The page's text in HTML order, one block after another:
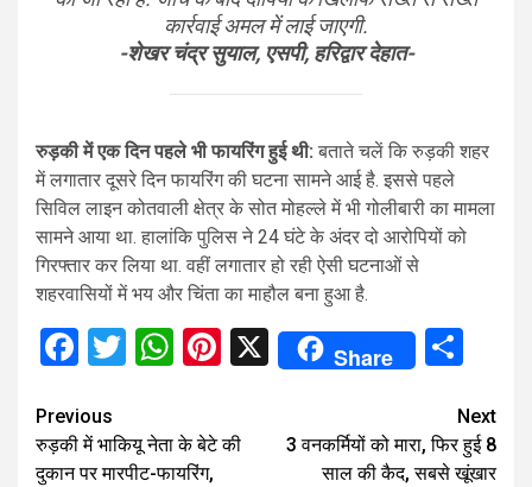
कार्रवाई अमल में लाई जाएगी.
-शेखर चंद्र सुयाल, एसपी, हरिद्वार देहात-
रुड़की में एक दिन पहले भी फायरिंग हुई थी: बताते चलें कि रुड़की शहर
में लगातार दूसरे दिन फायरिंग की घटना सामने आई है. इससे पहले
सिविल लाइन कोतवाली क्षेत्र के सोत मोहल्ले में भी गोलीबारी का मामला
सामने आया था. हालांकि पुलिस ने 24 घंटे के अंदर दो आरोपियों को
गिरफ्तार कर लिया था. वहीं लगातार हो रही ऐसी घटनाओं से
शहरवासियों में भय और चिंता का माहौल बना हुआ है.
Facebook
Twitter
WhatsApp
Pinterest
X Share
Continue
Reading
Previous
रुड़की में भाकियू नेता के बेटे की
दुकान पर मारपीट-फायरिंग,
Next
3 वनकर्मियों को मारा, फिर हुई 8
साल की कैद, सबसे खूंखार